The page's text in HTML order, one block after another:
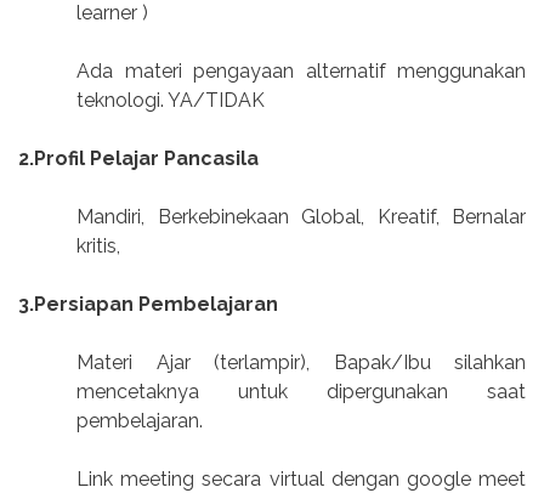
learner )
Ada materi pengayaan alternatif menggunakan
teknologi. YA/TIDAK
2.Profil Pelajar Pancasila
Mandiri, Berkebinekaan Global, Kreatif, Bernalar
kritis,
3.Persiapan Pembelajaran
Materi Ajar (terlampir), Bapak/Ibu silahkan
mencetaknya untuk dipergunakan saat
pembelajaran.
Link meeting secara virtual dengan google meet